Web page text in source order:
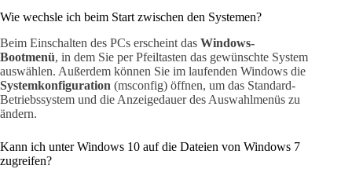
Wie wechsle ich beim Start zwischen den Systemen?
Beim Einschalten des PCs erscheint das Windows-
Bootmenü, in dem Sie per Pfeiltasten das gewünschte System
auswählen. Außerdem können Sie im laufenden Windows die
Systemkonfiguration (msconfig) öffnen, um das Standard-
Betriebssystem und die Anzeigedauer des Auswahlmenüs zu
ändern.
Kann ich unter Windows 10 auf die Dateien von Windows 7
zugreifen?